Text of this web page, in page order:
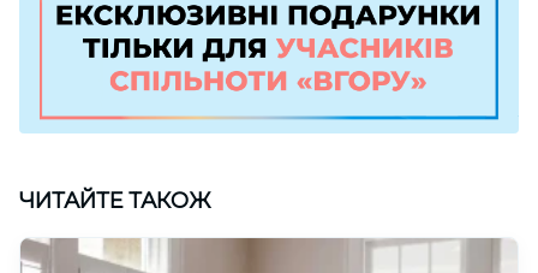
ЧИТАЙТЕ ТАКОЖ